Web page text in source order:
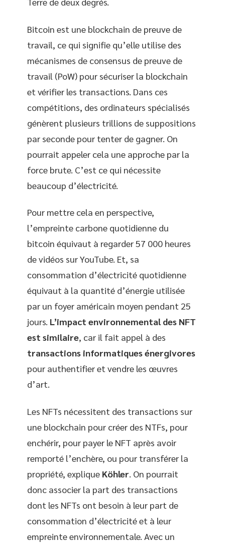
Bitcoin est une blockchain de preuve de
travail, ce qui signifie qu’elle utilise des
mécanismes de consensus de preuve de
travail (PoW) pour sécuriser la blockchain
et vérifier les transactions. Dans ces
compétitions, des ordinateurs spécialisés
génèrent plusieurs trillions de suppositions
par seconde pour tenter de gagner. On
pourrait appeler cela une approche par la
force brute. C’est ce qui nécessite
beaucoup d’électricité.
Pour mettre cela en perspective,
l’empreinte carbone quotidienne du
bitcoin équivaut à regarder 57 000 heures
de vidéos sur YouTube. Et, sa
consommation d’électricité quotidienne
équivaut à la quantité d’énergie utilisée
par un foyer américain moyen pendant 25
jours. L’impact environnemental des NFT
est similaire, car il fait appel à des
transactions informatiques énergivores
pour authentifier et vendre les œuvres
d’art.
Les NFTs nécessitent des transactions sur
une blockchain pour créer des NTFs, pour
enchérir, pour payer le NFT après avoir
remporté l’enchère, ou pour transférer la
propriété, explique Köhler . On pourrait
donc associer la part des transactions
dont les NFTs ont besoin à leur part de
consommation d’électricité et à leur
empreinte environnementale. Avec un